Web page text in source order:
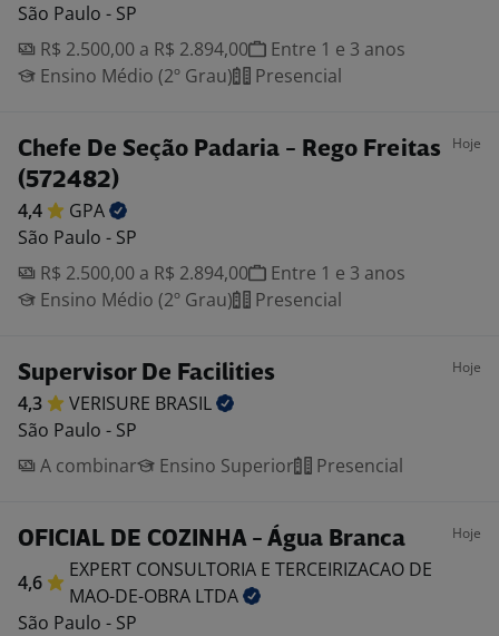
São Paulo - SP
R$ 2.500,00 a R$ 2.894,00
Entre 1 e 3 anos
Ensino Médio (2º Grau)
Presencial
Chefe De Seção Padaria - Rego Freitas
(572482)
Hoje
4,4
GPA
São Paulo - SP
R$ 2.500,00 a R$ 2.894,00
Entre 1 e 3 anos
Ensino Médio (2º Grau)
Presencial
Supervisor De Facilities Hoje
4,3 VERISURE BRASIL
São Paulo - SP
A combinar
Ensino Superior Presencial
OFICIAL DE COZINHA - Água Branca Hoje
4,6
EXPERT CONSULTORIA E TERCEIRIZACAO DE
MAO-DE-OBRA LTDA
São Paulo - SP